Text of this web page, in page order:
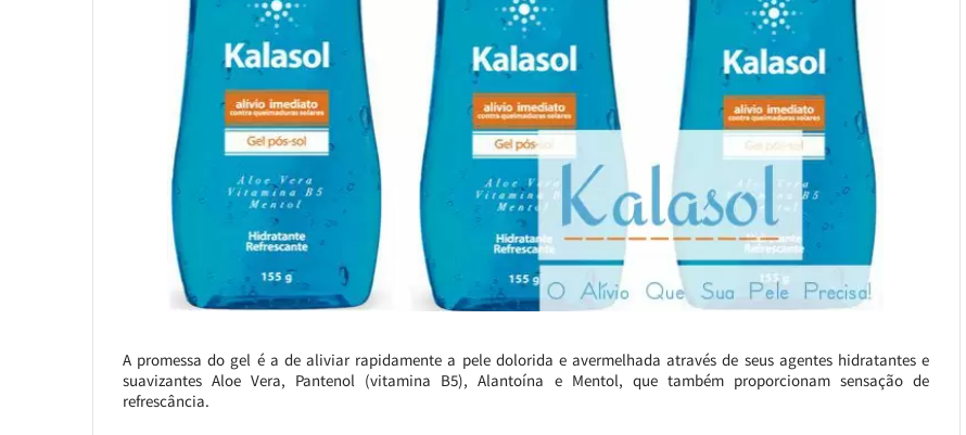
A promessa do gel é a de aliviar rapidamente a pele dolorida e avermelhada através de seus agentes hidratantes e
suavizantes Aloe Vera, Pantenol (vitamina B5), Alantoína e Mentol, que também proporcionam sensação de
refrescância.